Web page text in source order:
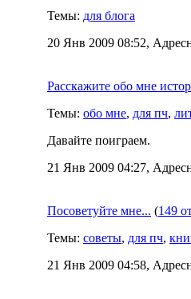
Темы: для блога
20 Янв 2009 08:52,
Расскажите обо мне
Темы: обо мне, для пч,
Давайте поиграем.
21 Янв 2009 04:27,
Посоветуйте мне... (149
Темы: советы, для пч,
21 Янв 2009 04:58,